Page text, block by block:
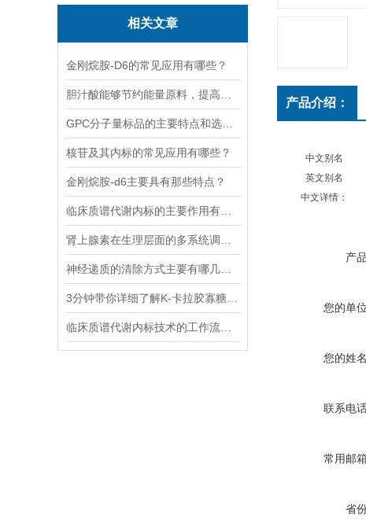
相关文章
金刚烷胺-D6的常见应用有哪些？
核苷及其内标的常见应用有哪些？
金刚烷胺-d6主要具有那些特点？
产品介绍：
中文别名
英文别名
中文详情：
产
您的单位
您的姓名
联系电话
常用邮箱
省